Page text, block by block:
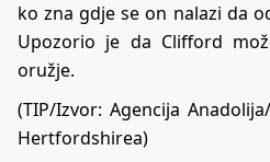
ko zna gdje se on nalazi da
Upozorio je da Clifford
oružje.
(TIP/Izvor: Agencija
Hertfordshirea)